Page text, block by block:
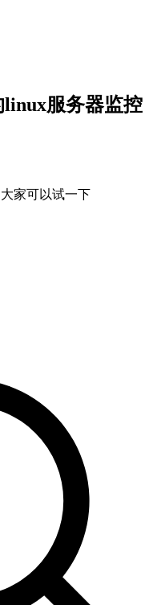
服务器监控
家可以试一下